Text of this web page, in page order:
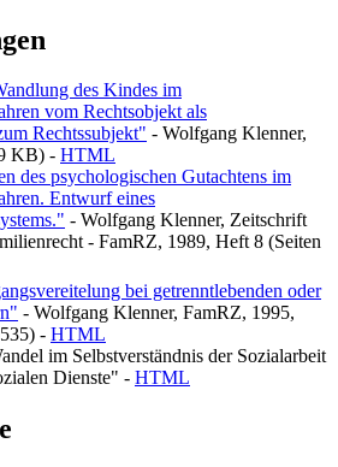
des Kindes im
vom Rechtsobjekt als
Rechtssubjekt" - Wolfgang Klenner,
KB) - HTML
des psychologischen Gutachtens im
Entwurf eines
- Wolfgang Klenner, Zeitschrift
- FamRZ, 1989, Heft 8 (Seiten
bei getrenntlebenden oder
- Wolfgang Klenner, FamRZ, 1995,
- HTML
im Selbstverständnis der Sozialarbeit
Dienste" - HTML